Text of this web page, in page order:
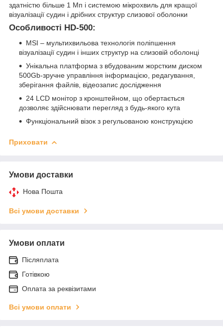
здатністю більше 1 Мп і системою мікрохвиль для кращої
візуалізації судин і дрібних структур слизової оболонки
Особливості HD-500:
MSI – мультихвильова технологія поліпшення
візуалізації судин і інших структур на слизовій оболонці
Унікальна платформа з вбудованим жорстким диском
500Gb-зручне управління інформацією, редагування,
зберігання файлів, відеозапис дослідження
24 LCD монітор з кронштейном, що обертається
дозволяє здійснювати перегляд з будь-якого кута
Функціональний візок з регульованою конструкцією
Приховати
Умови доставки
Нова Пошта
Всі умови доставки
Умови оплати
Післяплата
Готівкою
Оплата за реквізитами
Всі умови оплати